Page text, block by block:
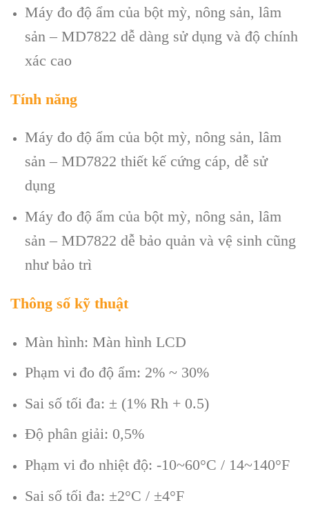
Máy đo độ ẩm của bột mỳ, nông sản, lâm
sản – MD7822 dễ dàng sử dụng và độ chính
xác cao
Tính năng
Máy đo độ ẩm của bột mỳ, nông sản, lâm
sản – MD7822 thiết kế cứng cáp, dễ sử
dụng
Máy đo độ ẩm của bột mỳ, nông sản, lâm
sản – MD7822 dễ bảo quản và vệ sinh cũng
như bảo trì
Thông số kỹ thuật
Màn hình: Màn hình LCD
Phạm vi đo độ ẩm: 2% ~ 30%
Sai số tối đa: ± (1% Rh + 0.5)
Độ phân giải: 0,5%
Phạm vi đo nhiệt độ: -10~60°C / 14~140°F
Sai số tối đa: ±2°C / ±4°F